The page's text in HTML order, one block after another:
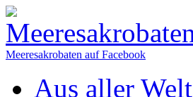
Meeresakrobaten auf Facebook
Aus aller Welt